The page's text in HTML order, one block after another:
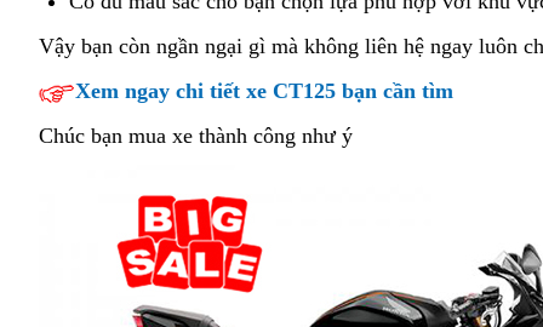
Pleiku
CBR650R
2023
trên
Honda
CBR650R
ở
Honda
CBR650R
sportbike
và
đẹp
hành
Honda
CBR650R
Vậy bạn còn ngần ngại gì cũ
mà không liên hệ ngay luôn
Xem ngay chi tiết xe CT125 bạn cần tìm
Chúc bạn mua xe thành công như ý